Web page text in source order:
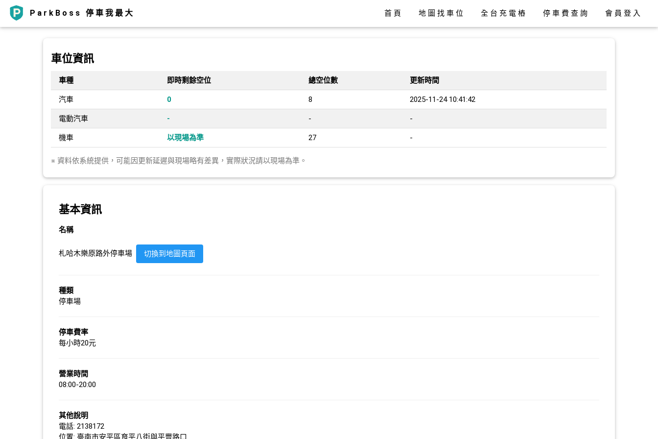
ParkBoss 停車我最大 首頁 地圖找車位 全台充電樁 停車費查詢 會員登入
車位資訊
車種 即時剩餘空位 總空位數 更新時間
汽車 0 8 2025-11-24 10:41:42
電動汽車 - - -
機車 以現場為準 27 -
※ 資料依系統提供，可能因更新延遲與現場略有差異，實際狀況請以現場為準。
基本資訊
名稱
札哈木樂原路外停車場 切換到地圖頁面
種類
停車場
停車費率
每小時20元
營業時間
08:00-20:00
其他說明
電話: 2138172
位置: 臺南市安平區育平八街與平豐路口